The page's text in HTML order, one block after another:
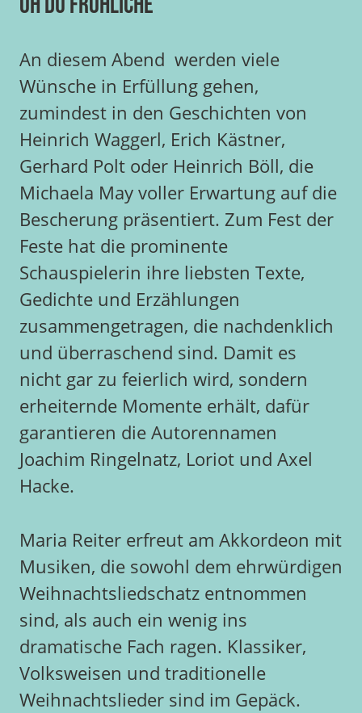
An diesem Abend werden viele
Wünsche in Erfüllung gehen,
zumindest in den Geschichten von
Heinrich Waggerl, Erich Kästner,
Gerhard Polt oder Heinrich Böll, die
Michaela May voller Erwartung auf die
Bescherung präsentiert. Zum Fest der
Feste hat die prominente
Schauspielerin ihre liebsten Texte,
Gedichte und Erzählungen
zusammengetragen, die nachdenklich
und überraschend sind. Damit es
nicht gar zu feierlich wird, sondern
erheiternde Momente erhält, dafür
garantieren die Autorennamen
Joachim Ringelnatz, Loriot und Axel
Hacke.
Maria Reiter erfreut am Akkordeon mit
Musiken, die sowohl dem ehrwürdigen
Weihnachtsliedschatz entnommen
sind, als auch ein wenig ins
dramatische Fach ragen. Klassiker,
Volksweisen und traditionelle
Weihnachtslieder sind im Gepäck.